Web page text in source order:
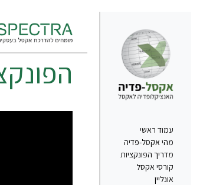
עמוד ראשי
מהי אקסל-פדיה
מדריך הפונקציות
קורסי אקסל
אונליין